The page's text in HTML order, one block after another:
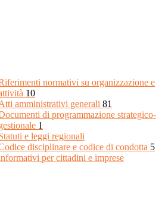
normativi su organizzazione e
10
amministrativi generali 81
di programmazione strategico-
1
e leggi regionali
disciplinare e codice di condotta 5
per cittadini e imprese